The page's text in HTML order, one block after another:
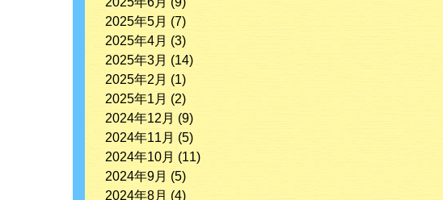
2025年5月 (7)
2025年4月 (3)
2025年3月 (14)
2025年2月 (1)
2025年1月 (2)
2024年12月 (9)
2024年11月 (5)
2024年10月 (11)
2024年9月 (5)
2024年8月 (4)